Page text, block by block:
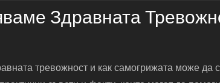
Здравната
тревожност и как самогрижата може да